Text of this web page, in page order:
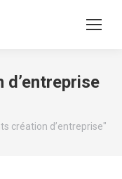
création d’entreprise"